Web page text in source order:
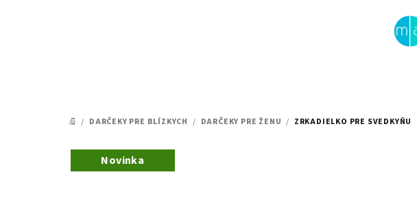
DOMOV
/ DARČEKY PRE BLÍZKYCH / DARČEKY PRE ŽENU / ZRKADIELKO PRE SVEDKYŇU
Novinka